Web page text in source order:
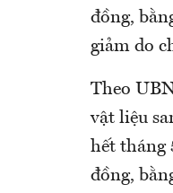
đồng,
giảm do
Theo
vật liệu
hết tháng
đồng,